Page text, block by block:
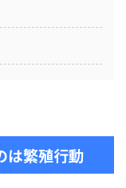
は繁殖行動